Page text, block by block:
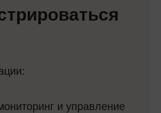
и управление